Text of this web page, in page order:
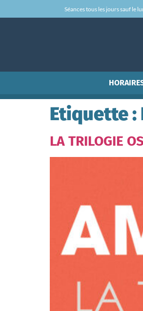
Séances tous les jours sauf le
Etiquette :
LA TRILOGIE